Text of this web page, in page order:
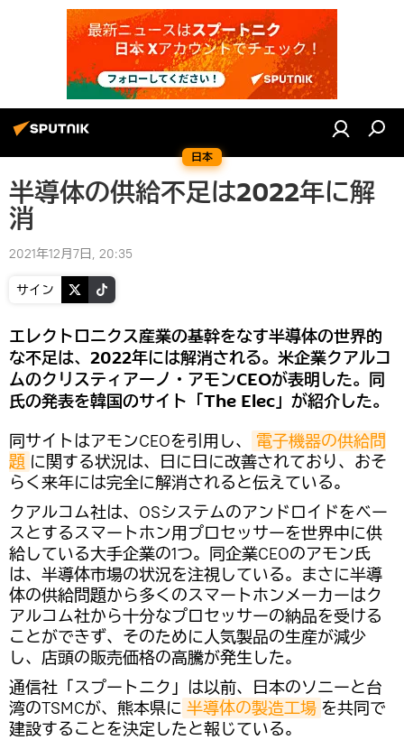
日本
半導体の供給不足は2022年に解
消
2021年12月7日, 20:35
サイン
エレクトロニクス産業の基幹をなす半導体の世界的
な不足は、2022年には解消される。米企業クアルコ
ムのクリスティアーノ・アモンCEOが表明した。同
氏の発表を韓国のサイト「The Elec」が紹介した。
同サイトはアモンCEOを引用し、
電子機器の供給問
題 に関する状況は、日に日に改善されており、おそ
らく来年には完全に解消されると伝えている。
クアルコム社は、OSシステムのアンドロイドをベー
スとするスマートホン用プロセッサーを世界中に供
給している大手企業の1つ。同企業CEOのアモン氏
は、半導体市場の状況を注視している。まさに半導
体の供給問題から多くのスマートホンメーカーはク
アルコム社から十分なプロセッサーの納品を受ける
ことができず、そのために人気製品の生産が減少
し、店頭の販売価格の高騰が発生した。
通信社「スプートニク」は以前、日本のソニーと台
湾のTSMCが、熊本県に 半導体の製造工場 を共同で
建設することを決定したと報じている。